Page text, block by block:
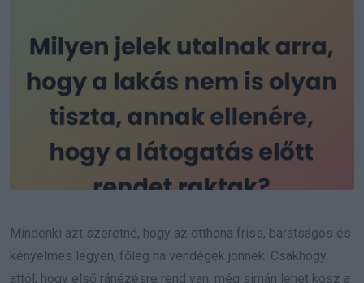
Mindenki azt szeretné, hogy az otthona friss, barátságos és
kényelmes legyen, főleg ha vendégek jönnek. Csakhogy
attól, hogy első ránézésre rend van, még simán lehet kosz a